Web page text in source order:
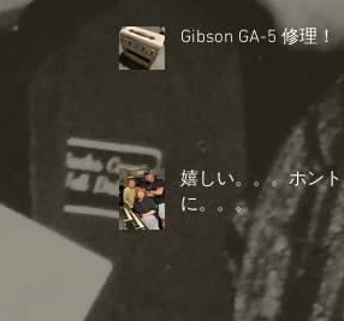
Gibson GA-5 修理！
嬉しい。。。ホント
に。。。